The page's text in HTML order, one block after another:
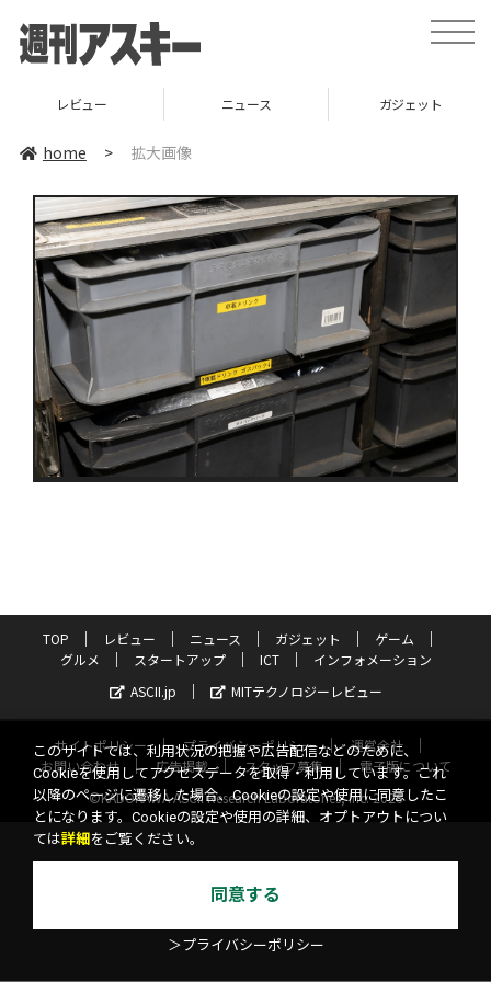
toggle
レビュー ニュース ガジェット
home > 拡大画像
TOP レビュー ニュース ガジェット
ゲーム
グルメ
スタートアップ ICT
インフォメーション
ASCII.jp
MITテクノロジーレビュー
サイトポリシー プライバシーポリシー
運営会社
お問い合わせ
広告掲載 スタッフ募集
電子版について
©KADOKAWA ASCII Research Laboratories, Inc. 2026
このサイトでは、利用状況の把握や広告配信などのために、
Cookieを使用してアクセスデータを取得・利用しています。これ
以降のページに遷移した場合、Cookieの設定や使用に同意したこ
とになります。Cookieの設定や使用の詳細、オプトアウトについ
ては詳細 をご覧ください。
同意する
＞プライバシーポリシー